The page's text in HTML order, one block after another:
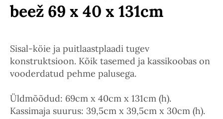
beež 69 x 40 x 131cm
Sisal-köie ja puitlaastplaadi tugev
konstruktsioon. Kõik tasemed ja kassikoobas on
vooderdatud pehme palusega.
Üldmõõdud: 69cm x 40cm x 131cm (h).
Kassimaja suurus: 39,5cm x 39,5cm x 30cm (h).